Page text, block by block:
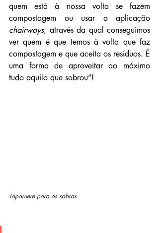
quem está à nossa volta se fazem
compostagem ou usar a aplicação
chairways, através da qual conseguimos
ver quem é que temos à volta que faz
compostagem e que aceita os resíduos. É
uma forma de aproveitar ao máximo
tudo aquilo que sobrou”!
Taparuere para as sobras